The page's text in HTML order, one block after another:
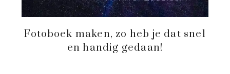
Fotoboek maken, zo heb je dat snel
en handig gedaan!